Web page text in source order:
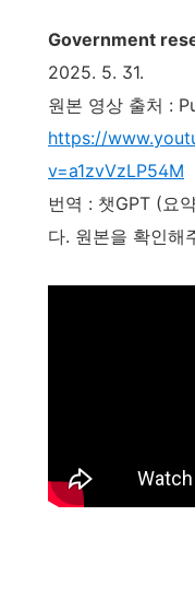
Government
2025. 5. 31.
원본 영상 출처 :
https://
v=a1zvVzLP54M
번역 : 챗GPT (요
다. 원본을 확인해